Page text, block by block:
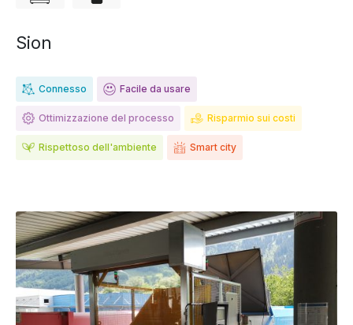
Sion
Connesso Facile da usare
Ottimizzazione del processo Risparmio sui costi
Rispettoso dell'ambiente Smart city